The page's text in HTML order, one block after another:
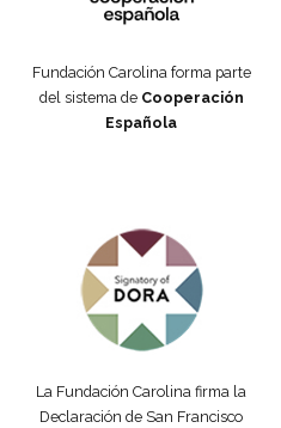
Fundación Carolina forma parte
del sistema de Cooperación
Española
La Fundación Carolina firma la
Declaración de San Francisco